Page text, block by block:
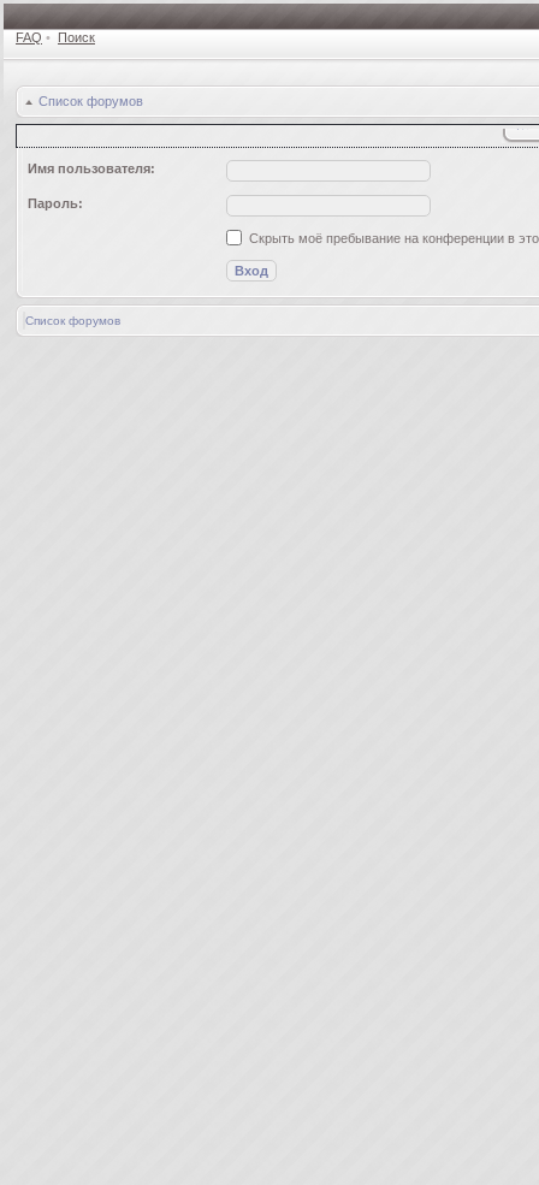
FAQ • Поиск
Список форумов
Имя пользователя:
Пароль:
Скрыть моё пребывание на конференции в
Список форумов